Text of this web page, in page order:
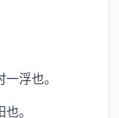
浮也。
。